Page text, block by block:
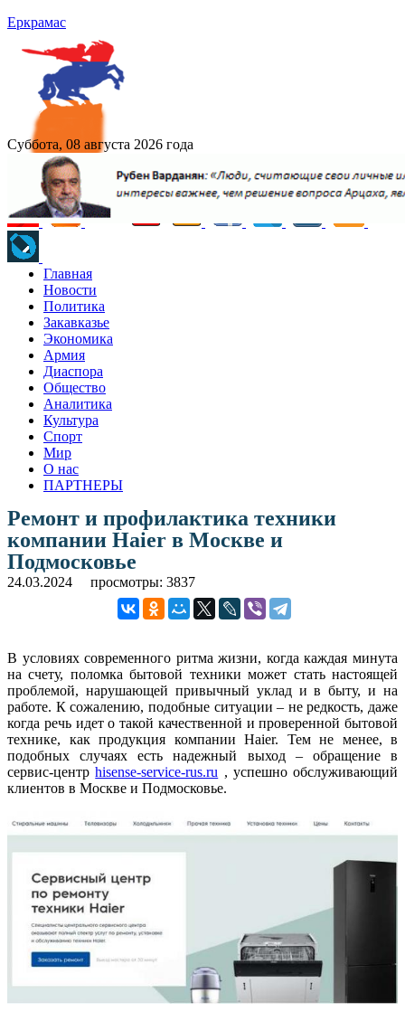
Еркрамас
Суббота, 08 августа 2026 года
Главная
Новости
Политика
Закавказье
Экономика
Армия
Диаспора
Общество
Аналитика
Культура
Спорт
Мир
О нас
ПАРТНЕРЫ
Ремонт и профилактика техники
компании Haier в Москве и
Подмосковье
24.03.2024 просмотры: 3837
В условиях современного ритма жизни, когда каждая минута
на счету, поломка бытовой техники может стать настоящей
проблемой, нарушающей привычный уклад и в быту, и на
работе. К сожалению, подобные ситуации – не редкость, даже
когда речь идет о такой качественной и проверенной бытовой
технике, как продукция компании Haier. Тем не менее, в
подобных случаях есть надежный выход – обращение в
сервис-центрhisense-service-rus.ru , успешно обслуживающий
клиентов в Москве и Подмосковье.